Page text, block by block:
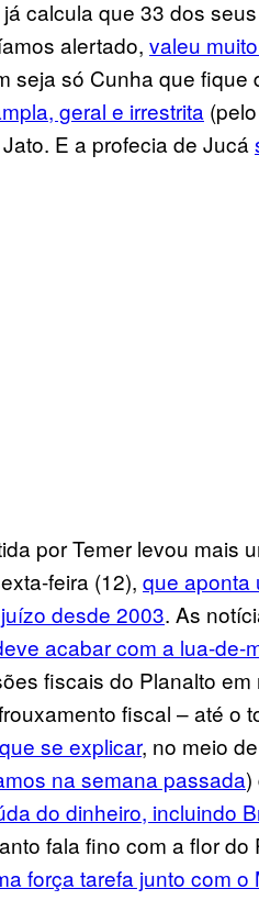
calcula que 33 dos
alertado, valeu
seja só Cunha que fique
geral e irrestrita
E a profecia de Jucá
por Temer levou mais
feira (12), que aponta
desde 2003. As
acabar com a lua-
fiscais do Planalto
fiscal – até o
se explicar, no meio
na semana passada)
do dinheiro, incluindo
fala fino com a flor
força tarefa junto com